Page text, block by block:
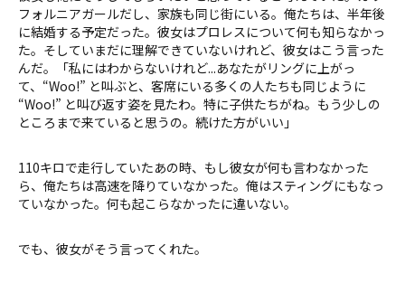
フォルニアガールだし、家族も同じ街にいる。俺たちは、半年後
に結婚する予定だった。彼女はプロレスについて何も知らなかっ
た。そしていまだに理解できていないけれど、彼女はこう言った
んだ。「私にはわからないけれど...あなたがリングに上がっ
て、“Woo!” と叫ぶと、客席にいる多くの人たちも同じように
“Woo!” と叫び返す姿を見たわ。特に子供たちがね。もう少しの
ところまで来ていると思うの。続けた方がいい」
110キロで走行していたあの時、もし彼女が何も言わなかった
ら、俺たちは高速を降りていなかった。俺はスティングにもなっ
ていなかった。何も起こらなかったに違いない。
でも、彼女がそう言ってくれた。